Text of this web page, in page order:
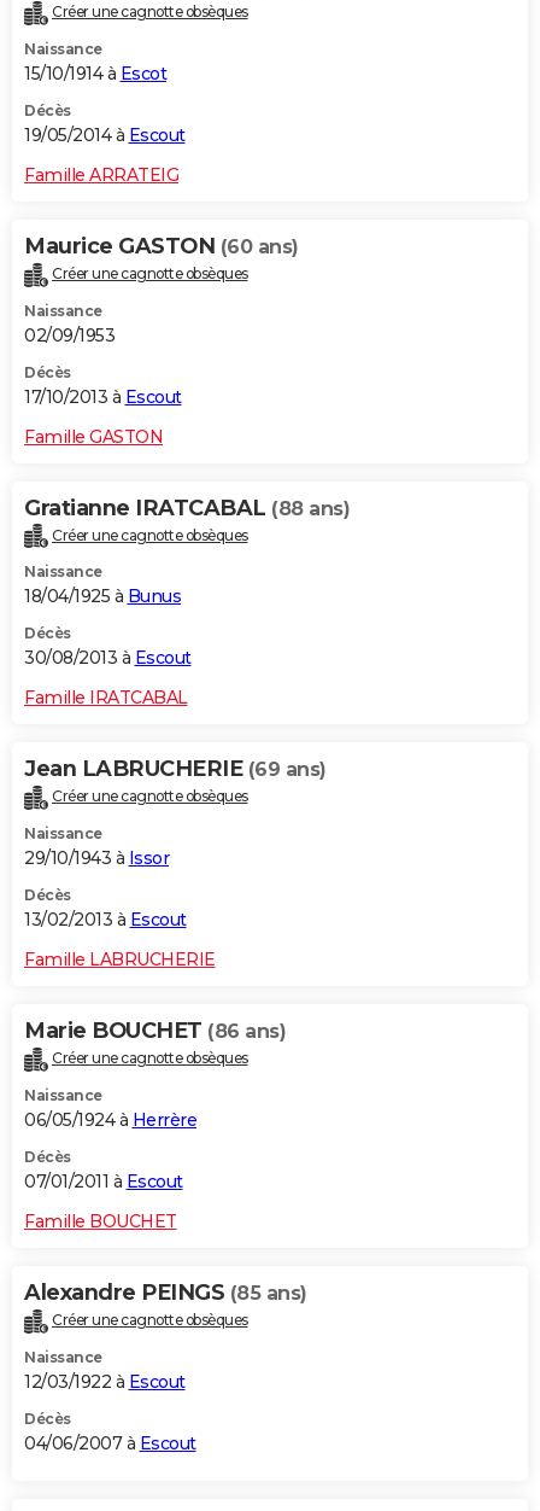
Créer une cagnotte obsèques
Naissance
15/10/1914 à Escot
Décès
19/05/2014 à Escout
Famille ARRATEIG
Maurice GASTON (60 ans)
Créer une cagnotte obsèques
Naissance
02/09/1953
Décès
17/10/2013 à Escout
Famille GASTON
Gratianne IRATCABAL (88 ans)
Créer une cagnotte obsèques
Naissance
18/04/1925 à Bunus
Décès
30/08/2013 à Escout
Famille IRATCABAL
Jean LABRUCHERIE (69 ans)
Créer une cagnotte obsèques
Naissance
29/10/1943 à Issor
Décès
13/02/2013 à Escout
Famille LABRUCHERIE
Marie BOUCHET (86 ans)
Créer une cagnotte obsèques
Naissance
06/05/1924 à Herrère
Décès
07/01/2011 à Escout
Famille BOUCHET
Alexandre PEINGS (85 ans)
Créer une cagnotte obsèques
Naissance
12/03/1922 à Escout
Décès
04/06/2007 à Escout